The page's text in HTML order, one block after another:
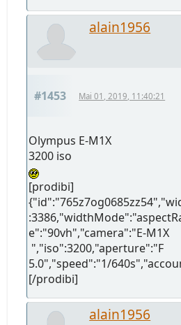
alain1956
#1453 Mai 01, 2019, 11:40:21
Olympus E-M1X
3200 iso
[prodibi]
e":"90vh","camera":"E-
","iso":3200,"aperture":"F
5.0","speed":"1/
[/prodibi]
alain1956